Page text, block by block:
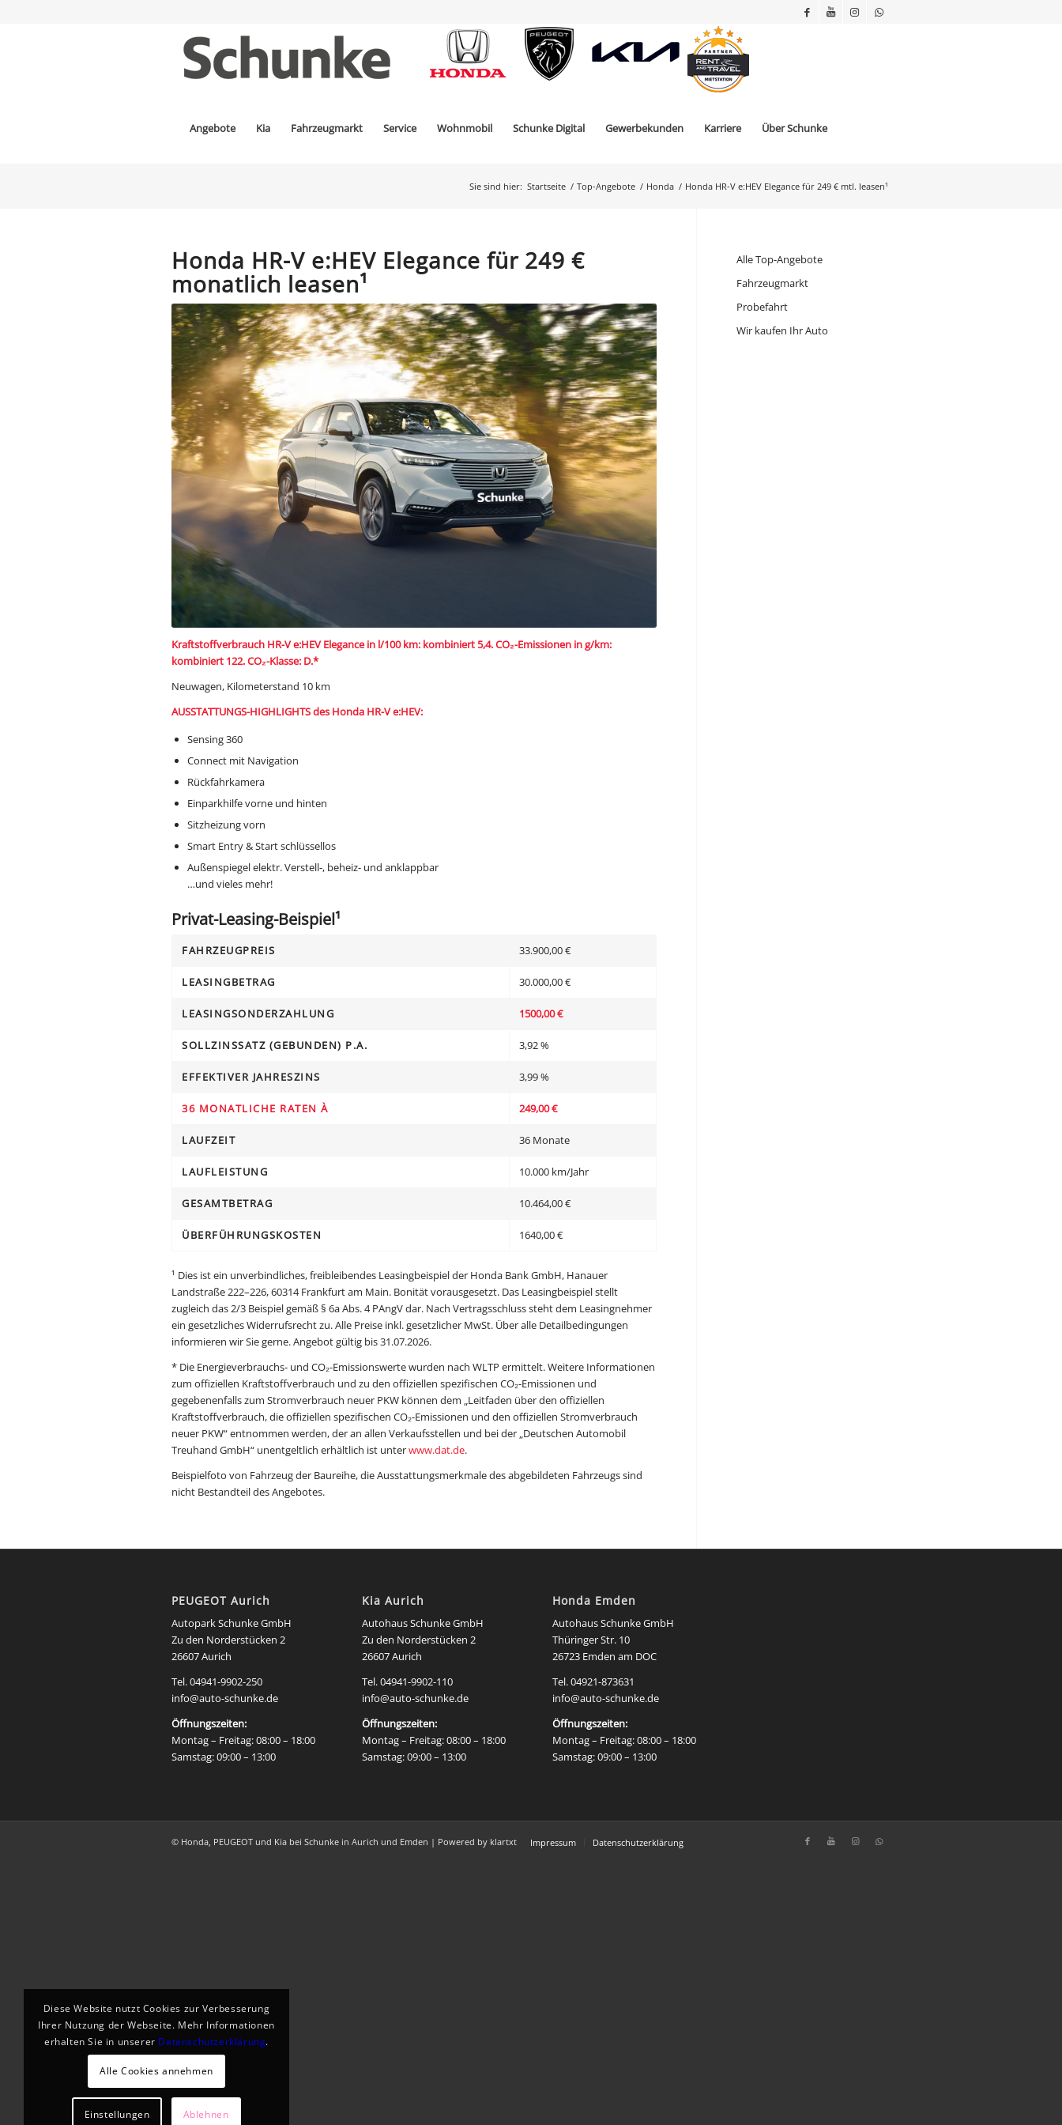
Angebote Kia Fahrzeugmarkt Service Wohnmobil Schunke Digital Gewerbekunden Karriere Über Schunke
Sie sind hier: Startseite / Top-Angebote / Honda / Honda HR-V e:HEV Elegance für 249 € mtl. leasen¹
Honda HR-V e:HEV Elegance für 249 €
monatlich leasen¹
Kraftstoffverbrauch HR-V e:HEV Elegance in l/100 km: kombiniert 5,4. CO₂-Emissionen in g/km:
kombiniert 122. CO₂-Klasse: D.*
Neuwagen, Kilometerstand 10 km
AUSSTATTUNGS-HIGHLIGHTS des Honda HR-V e:HEV:
Sensing 360
Connect mit Navigation
Rückfahrkamera
Einparkhilfe vorne und hinten
Sitzheizung vorn
Smart Entry & Start schlüssellos
Außenspiegel elektr. Verstell-, beheiz- und anklappbar
…und vieles mehr!
Privat-Leasing-Beispiel¹
FAHRZEUGPREIS 33.900,00 €
LEASINGBETRAG 30.000,00 €
LEASINGSONDERZAHLUNG 1500,00 €
SOLLZINSSATZ (GEBUNDEN) P.A. 3,92 %
EFFEKTIVER JAHRESZINS 3,99 %
36 MONATLICHE RATEN À 249,00 €
LAUFZEIT 36 Monate
LAUFLEISTUNG 10.000 km/Jahr
GESAMTBETRAG 10.464,00 €
ÜBERFÜHRUNGSKOSTEN 1640,00 €
¹ Dies ist ein unverbindliches, freibleibendes Leasingbeispiel der Honda Bank GmbH, Hanauer
Landstraße 222–226, 60314 Frankfurt am Main. Bonität vorausgesetzt. Das Leasingbeispiel stellt
zugleich das 2/3 Beispiel gemäß § 6a Abs. 4 PAngV dar. Nach Vertragsschluss steht dem Leasingnehmer
ein gesetzliches Widerrufsrecht zu. Alle Preise inkl. gesetzlicher MwSt. Über alle Detailbedingungen
informieren wir Sie gerne. Angebot gültig bis 31.07.2026.
* Die Energieverbrauchs- und CO₂-Emissionswerte wurden nach WLTP ermittelt. Weitere Informationen
zum offiziellen Kraftstoffverbrauch und zu den offiziellen spezifischen CO₂-Emissionen und
gegebenenfalls zum Stromverbrauch neuer PKW können dem „Leitfaden über den offiziellen
Kraftstoffverbrauch, die offiziellen spezifischen CO₂-Emissionen und den offiziellen Stromverbrauch
neuer PKW“ entnommen werden, der an allen Verkaufsstellen und bei der „Deutschen Automobil
Treuhand GmbH“ unentgeltlich erhältlich ist unterwww.dat.de.
Beispielfoto von Fahrzeug der Baureihe, die Ausstattungsmerkmale des abgebildeten Fahrzeugs sind
nicht Bestandteil des Angebotes.
Alle Top-Angebote
Fahrzeugmarkt
Probefahrt
Wir kaufen Ihr Auto
PEUGEOT Aurich
Autopark Schunke GmbH
Zu den Norderstücken 2
26607 Aurich
Tel.04941-9902-250
info@auto-schunke.de
Öffnungszeiten:
Montag – Freitag: 08:00 – 18:00
Samstag: 09:00 – 13:00
Kia Aurich
Autohaus Schunke GmbH
Zu den Norderstücken 2
26607 Aurich
Tel. 04941-9902-110
info@auto-schunke.de
Öffnungszeiten:
Montag – Freitag: 08:00 – 18:00
Samstag: 09:00 – 13:00
Honda Emden
Autohaus Schunke GmbH
Thüringer Str. 10
26723 Emden am DOC
Tel. 04921-873631
info@auto-schunke.de
Öffnungszeiten:
Montag – Freitag: 08:00 – 18:00
Samstag: 09:00 – 13:00
© Honda, PEUGEOT und Kia bei Schunke in Aurich und Emden | Powered by klartxt Impressum Datenschutzerklärung
Diese Website nutzt Cookies zur Verbesserung
Ihrer Nutzung der Webseite. Mehr Informationen
erhalten Sie in unserer Datenschutzerklärung.
Alle Cookies annehmen
Einstellungen Ablehnen